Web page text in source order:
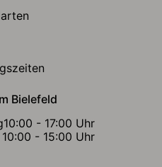
Bielefeld
10:00 - 17:00 Uhr
10:00 - 15:00 Uhr